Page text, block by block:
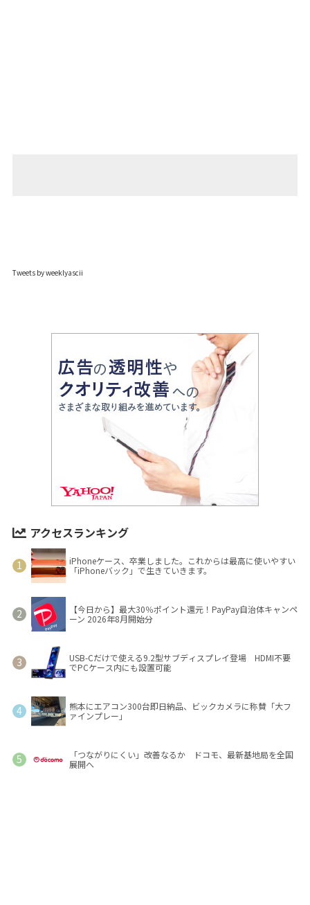
Tweets by weeklyascii
アクセスランキング
iPhoneケース、卒業しました。これからは最高に使いやすい
「iPhoneバック」で生きていきます。
【今日から】最大30％ポイント還元！PayPay自治体キャンペ
ーン 2026年8月開始分
USB-Cだけで使える9.2型サブディスプレイ登場 HDMI不要
でPCケース内にも設置可能
熊本にエアコン300台即日納品、ビックカメラに称賛「大フ
ァインプレー」
「つながりにくい」改善なるか ドコモ、最新基地局を全国
展開へ